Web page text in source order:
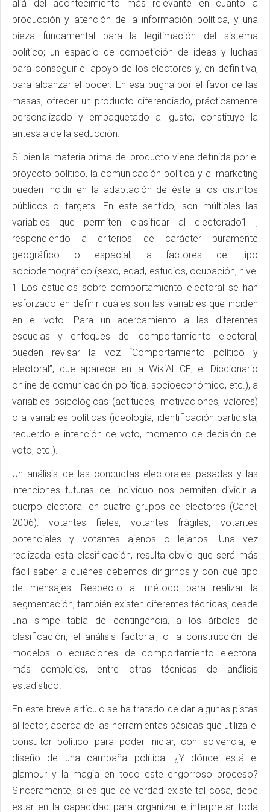
allá del acontecimiento más relevante en cuanto a
producción y atención de la información política, y una
pieza fundamental para la legitimación del sistema
político; un espacio de competición de ideas y luchas
para conseguir el apoyo de los electores y, en definitiva,
para alcanzar el poder. En esa pugna por el favor de las
masas, ofrecer un producto diferenciado, prácticamente
personalizado y empaquetado al gusto, constituye la
antesala de la seducción.
Si bien la materia prima del producto viene definida por el
proyecto político, la comunicación política y el marketing
pueden incidir en la adaptación de éste a los distintos
públicos o targets. En este sentido, son múltiples las
variables que permiten clasificar al electorado1 ,
respondiendo a criterios de carácter puramente
geográfico o espacial, a factores de tipo
sociodemográfico (sexo, edad, estudios, ocupación, nivel
1 Los estudios sobre comportamiento electoral se han
esforzado en definir cuáles son las variables que inciden
en el voto. Para un acercamiento a las diferentes
escuelas y enfoques del comportamiento electoral,
pueden revisar la voz “Comportamiento político y
electoral”, que aparece en la WikiALICE, el Diccionario
online de comunicación política. socioeconómico, etc.), a
variables psicológicas (actitudes, motivaciones, valores)
o a variables políticas (ideología, identificación partidista,
recuerdo e intención de voto, momento de decisión del
voto, etc.).
Un análisis de las conductas electorales pasadas y las
intenciones futuras del individuo nos permiten dividir al
cuerpo electoral en cuatro grupos de electores (Canel,
2006): votantes fieles, votantes frágiles, votantes
potenciales y votantes ajenos o lejanos. Una vez
realizada esta clasificación, resulta obvio que será más
fácil saber a quiénes debemos dirigirnos y con qué tipo
de mensajes. Respecto al método para realizar la
segmentación, también existen diferentes técnicas, desde
una simpe tabla de contingencia, a los árboles de
clasificación, el análisis factorial, o la construcción de
modelos o ecuaciones de comportamiento electoral
más complejos, entre otras técnicas de análisis
estadístico.
En este breve artículo se ha tratado de dar algunas pistas
al lector, acerca de las herramientas básicas que utiliza el
consultor político para poder iniciar, con solvencia, el
diseño de una campaña política. ¿Y dónde está el
glamour y la magia en todo este engorroso proceso?
Sinceramente, si es que de verdad existe tal cosa, debe
estar en la capacidad para organizar e interpretar toda